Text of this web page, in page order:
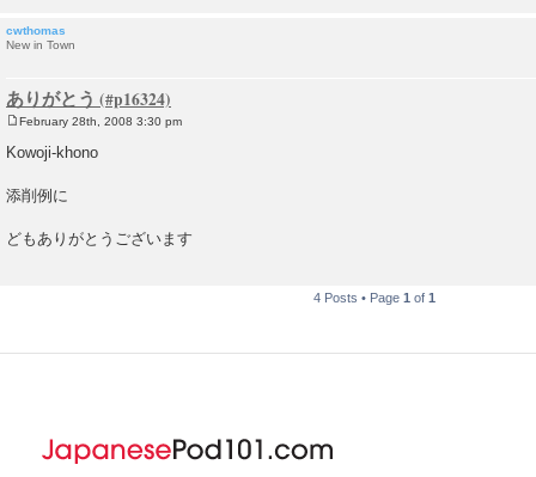
cwthomas
New in Town
ありがとう
s
February 28th, 2008 3:30 pm
Kowoji-khono
添削例に
どもありがとうございます
4 Posts • Page 1 of 1